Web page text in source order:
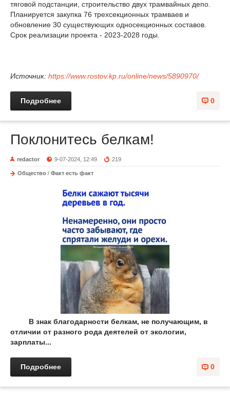
тяговой подстанции, строительство двух трамвайных депо.
Планируется закупка 76 трехсекционных трамваев и
обновление 30 существующих односекционных составов.
Срок реализации проекта - 2023-2028 годы.
Источник: https://www.rostov.kp.ru/online/news/5890970/
0
Подробнее
Поклонитесь белкам!
redactor 9-07-2024, 12:49 219
Общество / Факт есть факт
В знак благодарности белкам, не получающим, в
отличии от разного рода деятелей от экологии,
зарплаты...
0
Подробнее